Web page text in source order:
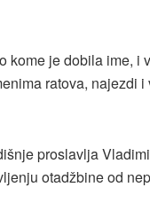
kome je dobila ime, i
ratova, najezdi
proslavlja
otadžbine od